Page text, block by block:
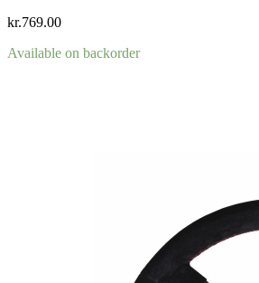
kr.769.00
Available on backorder